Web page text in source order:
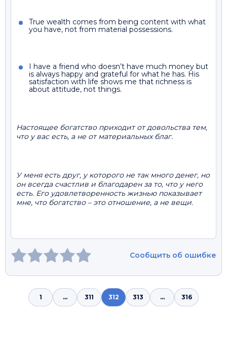
True wealth comes from being content with what
you have, not from material possessions.
I have a friend who doesn’t have much money but
is always happy and grateful for what he has. His
satisfaction with life shows me that richness is
about attitude, not things.
Настоящее богатство приходит от довольства тем,
что у вас есть, а не от материальных благ.
У меня есть друг, у которого не так много денег, но
он всегда счастлив и благодарен за то, что у него
есть. Его удовлетворенность жизнью показывает
мне, что богатство – это отношение, а не вещи.
Сообщить об ошибке
1 ... 311 312 313 ... 316